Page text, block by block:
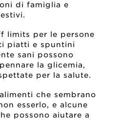
di famiglia e
limits per le persone
piatti e spuntini
sani possono
la glicemia,
per la salute.
che sembrano
esserlo, e alcune
possono aiutare a